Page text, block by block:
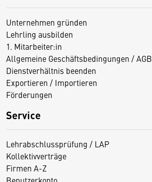
Unternehmen gründen
Lehrling ausbilden
1. Mitarbeiter:in
Allgemeine Geschäftsbedingungen / AGB
Dienstverhältnis beenden
Exportieren / Importieren
Förderungen
Service
Lehrabschlussprüfung / LAP
Kollektivverträge
Firmen A-Z